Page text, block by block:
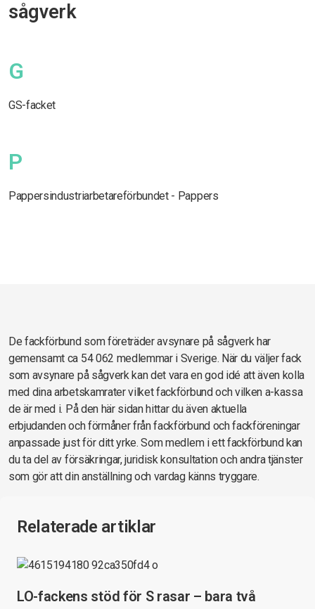
sågverk
G
GS-facket
P
Pappersindustriarbetareförbundet - Pappers
De fackförbund som företräder avsynare på sågverk har
gemensamt ca 54 062 medlemmar i Sverige. När du väljer fack
som avsynare på sågverk kan det vara en god idé att även kolla
med dina arbetskamrater vilket fackförbund och vilken a-kassa
de är med i. På den här sidan hittar du även aktuella
erbjudanden och förmåner från fackförbund och fackföreningar
anpassade just för ditt yrke. Som medlem i ett fackförbund kan
du ta del av försäkringar, juridisk konsultation och andra tjänster
som gör att din anställning och vardag känns tryggare.
Relaterade artiklar
LO-fackens stöd för S rasar – bara två